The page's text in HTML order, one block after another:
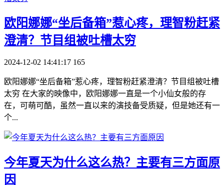
​欧阳娜娜“坐后备箱”惹心疼，理智粉赶紧
澄清？节目组被吐槽太穷
2024-12-02 14:41:17 165
欧阳娜娜“坐后备箱”惹心疼，理智粉赶紧澄清？节目组被吐槽
太穷 在大家的映像中，欧阳娜娜一直是一个小仙女般的存
在，可萌可酷，虽然一直以来的演技备受质疑，但是她还有一
个...
​今年夏天为什么这么热？主要有三方面原
因